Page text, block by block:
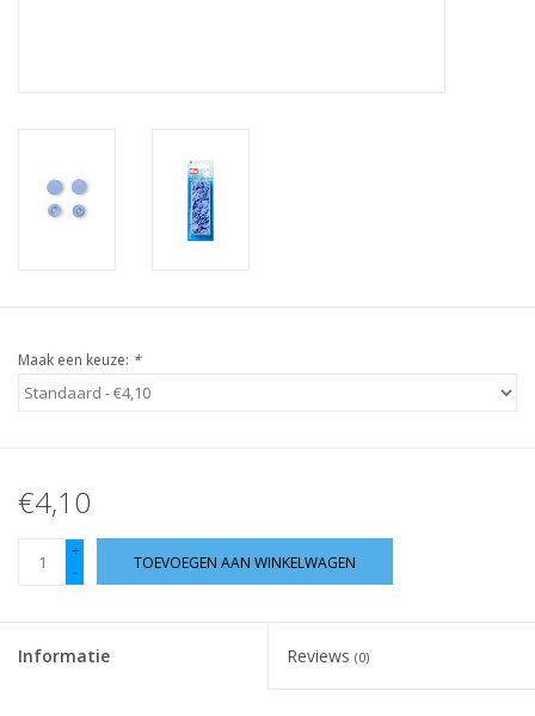
Maak een keuze: *
€4,10
+
-
TOEVOEGEN AAN WINKELWAGEN
Informatie Reviews (0)